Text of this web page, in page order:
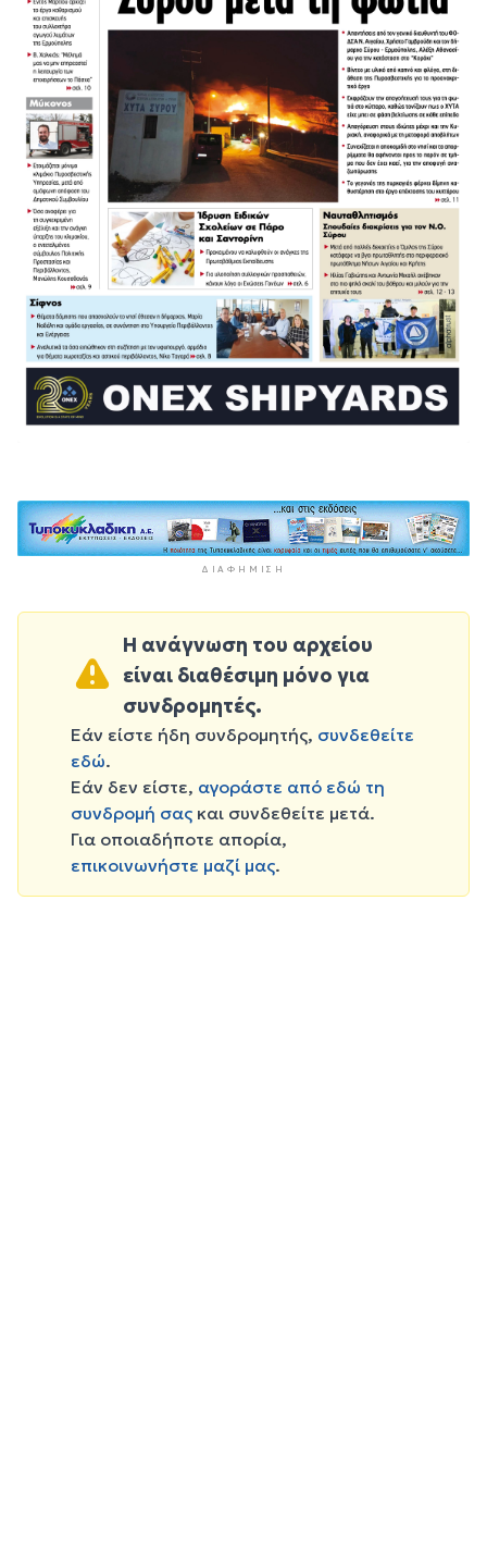
ΔΙΑΦΉΜΙΣΗ
Η ανάγνωση του αρχείου
είναι διαθέσιμη μόνο για
συνδρομητές.
Εάν είστε ήδη συνδρομητής, συνδεθείτε
εδώ.
Εάν δεν είστε, αγοράστε από εδώ τη
συνδρομή σας και συνδεθείτε μετά.
Για οποιαδήποτε απορία,
επικοινωνήστε μαζί μας.